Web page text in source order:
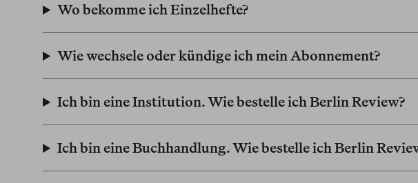
Wo bekomme ich Einzelhefte?
Wie wechsele oder kündige ich mein Abonnement?
Ich bin eine Institution. Wie bestelle ich Berlin Review?
Ich bin eine Buchhandlung. Wie bestelle ich Berlin